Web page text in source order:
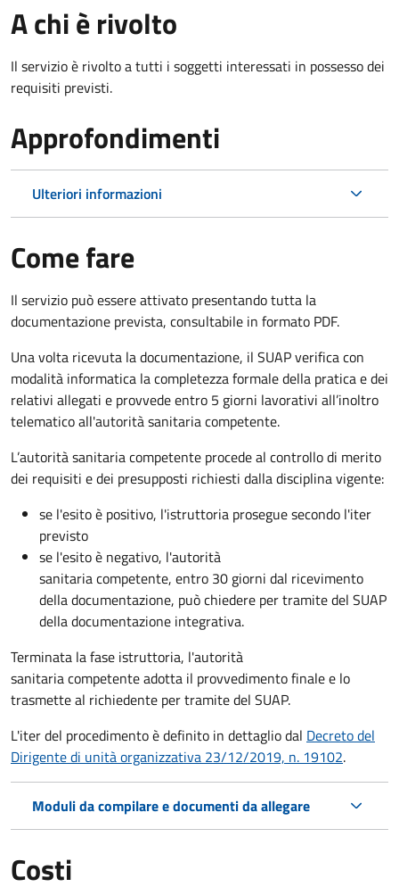
A chi è rivolto
Il servizio è rivolto a tutti i soggetti interessati in possesso dei
requisiti previsti.
Approfondimenti
Ulteriori informazioni
Come fare
Il servizio può essere attivato presentando tutta la
documentazione prevista, consultabile in formato PDF.
Una volta ricevuta la documentazione, il SUAP verifica con
modalità informatica la completezza formale della pratica e dei
relativi allegati e provvedeentro 5 giorni lavorativi all’inoltro
telematico all'autorità sanitaria competente.
L’autorità sanitaria competente procede al controllo di merito
dei requisiti e dei presupposti richiesti dalla disciplina vigente:
se l'esito è positivo, l'istruttoria prosegue secondo l'iter
previsto
se l'esito è negativo, l'autorità
sanitaria competente, entro 30 giorni dal ricevimento
della documentazione, può chiedere per tramite del SUAP
della documentazione integrativa.
Terminata la fase istruttoria, l'autorità
sanitaria competente adotta il provvedimento finale e lo
trasmette al richiedente per tramite del SUAP.
L'iter del procedimento è definito in dettaglio dal Decreto del
Dirigente di unità organizzativa 23/12/2019, n. 19102.
Moduli da compilare e documenti da allegare
Costi